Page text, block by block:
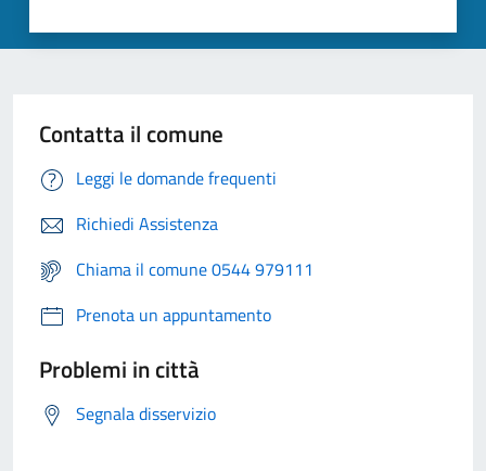
Contatta il comune
Leggi le domande frequenti
Richiedi Assistenza
Chiama il comune 0544 979111
Prenota un appuntamento
Problemi in città
Segnala disservizio